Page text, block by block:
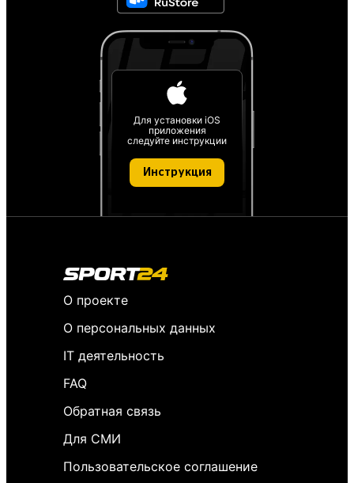
Для установки iOS
приложения
следуйте инструкции
Инструкция
О проекте
О персональных данных
IT деятельность
FAQ
Обратная связь
Для СМИ
Пользовательское соглашение